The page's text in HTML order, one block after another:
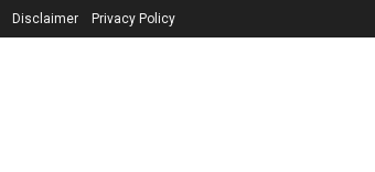
Disclaimer Privacy Policy